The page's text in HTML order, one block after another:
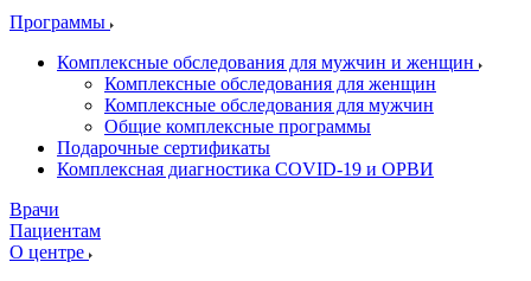
Программы
Комплексные обследования для мужчин и женщин
Комплексные обследования для женщин
Комплексные обследования для мужчин
Общие комплексные программы
Подарочные сертификаты
Комплексная диагностика COVID-19 и ОРВИ
Врачи
Пациентам
О центре